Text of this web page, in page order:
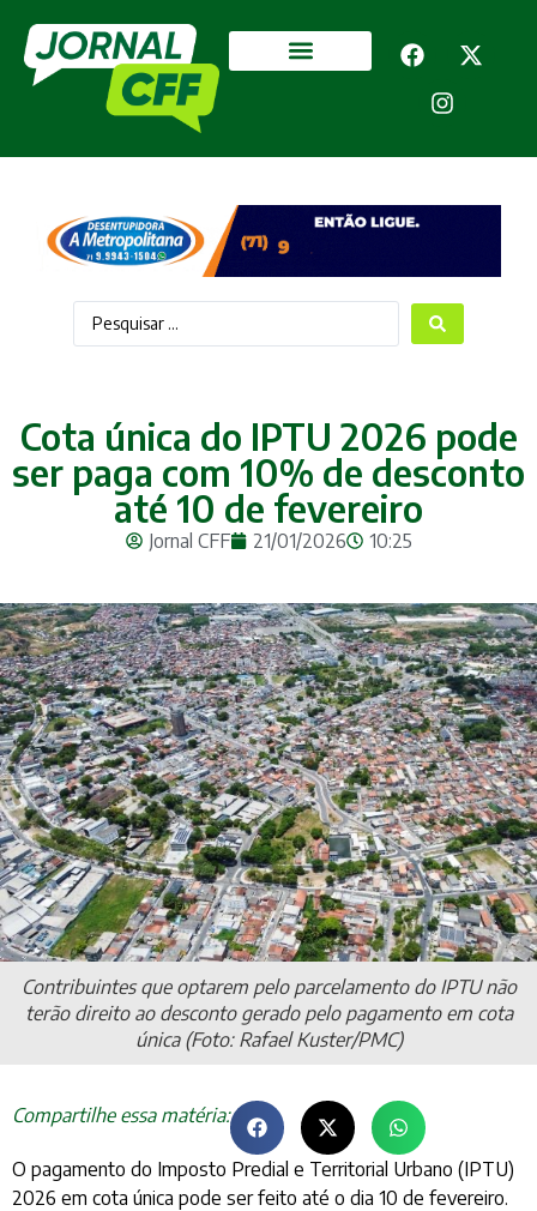
Cota única do IPTU 2026 pode
ser paga com 10% de desconto
até 10 de fevereiro
Jornal CFF 21/01/2026 10:25
Contribuintes que optarem pelo parcelamento do IPTU não
terão direito ao desconto gerado pelo pagamento em cota
única (Foto: Rafael Kuster/PMC)
Compartilhe essa matéria:
O pagamento do Imposto Predial e Territorial Urbano (IPTU)
2026 em cota única pode ser feito até o dia 10 de fevereiro.